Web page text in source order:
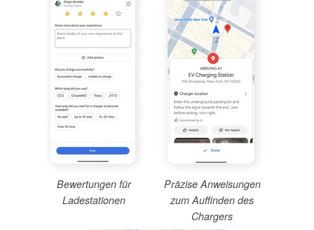
Bewertungen für
Ladestationen
Präzise Anweisungen
zum Auffinden des
Chargers